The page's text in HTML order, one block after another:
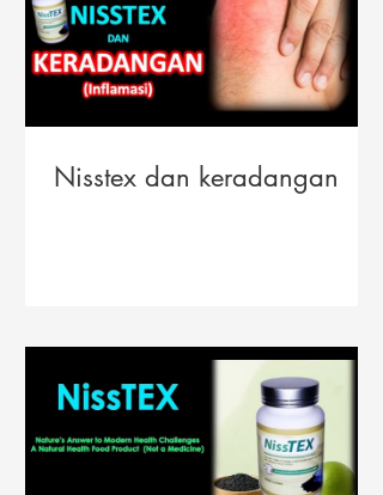
Nisstex dan keradangan